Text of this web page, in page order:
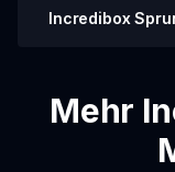
Incredibox
Mehr